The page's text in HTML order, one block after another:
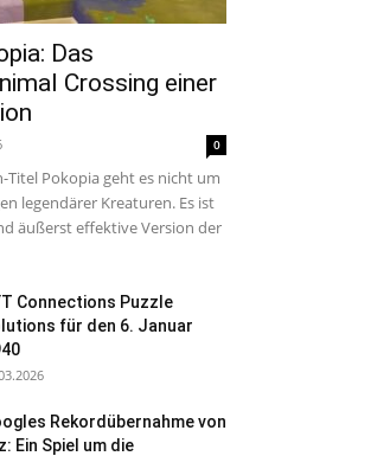
Das
Crossing einer
0
Titel Pokopia geht es nicht um
legendärer Kreaturen. Es ist
äußerst effektive Version der
Connections Puzzle
für den 6. Januar
Rekordübernahme von
Ein Spiel um die